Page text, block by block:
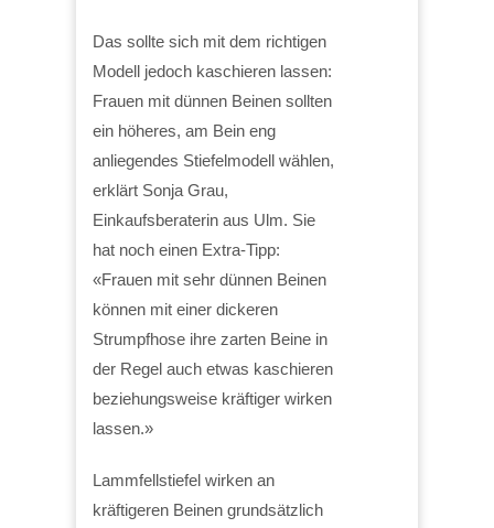
Das sollte sich mit dem richtigen
Modell jedoch kaschieren lassen:
Frauen mit dünnen Beinen sollten
ein höheres, am Bein eng
anliegendes Stiefelmodell wählen,
erklärt Sonja Grau,
Einkaufsberaterin aus Ulm. Sie
hat noch einen Extra-Tipp:
«Frauen mit sehr dünnen Beinen
können mit einer dickeren
Strumpfhose ihre zarten Beine in
der Regel auch etwas kaschieren
beziehungsweise kräftiger wirken
lassen.»
Lammfellstiefel wirken an
kräftigeren Beinen grundsätzlich